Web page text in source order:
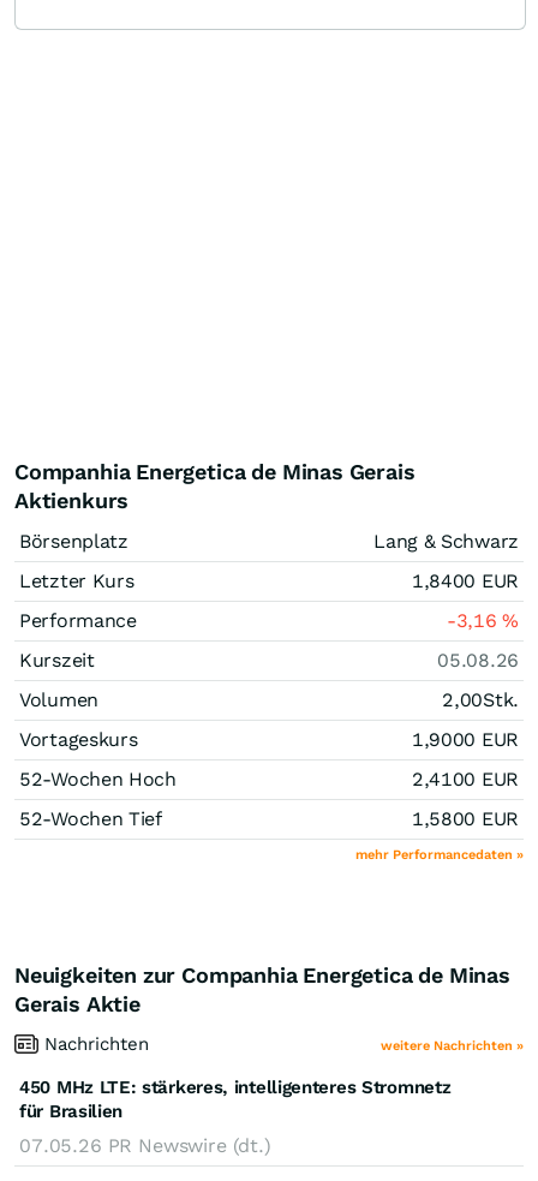
Companhia Energetica de Minas Gerais
Aktienkurs
Börsenplatz
Lang & Schwarz
Letzter Kurs
1,8400 EUR
Performance
-3,16%
Kurszeit
05.08.26
Volumen
2,00Stk.
Vortageskurs
1,9000 EUR
52-Wochen Hoch
2,4100 EUR
52-Wochen Tief
1,5800 EUR
mehr Performancedaten »
Neuigkeiten zur Companhia Energetica de Minas
Gerais Aktie
Nachrichten weitere Nachrichten »
450 MHz LTE: stärkeres, intelligenteres Stromnetz
für Brasilien
07.05.26 PR Newswire (dt.)